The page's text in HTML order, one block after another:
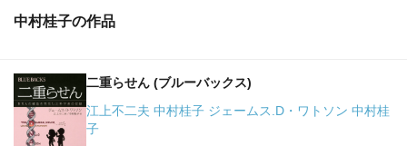
中村桂子の作品
二重らせん (ブルーバックス)
江上不二夫 中村桂子 ジェームス.D・ワトソン 中村桂
子